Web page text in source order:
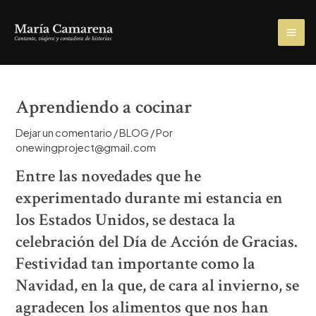
Aprendiendo a cocinar
Dejar un comentario /BLOG / Por
onewingproject@gmail.com
Entre las novedades que he
experimentado durante mi estancia en
los Estados Unidos, se destaca la
celebración del Día de Acción de Gracias.
Festividad tan importante como la
Navidad, en la que, de cara al invierno, se
agradecen los alimentos que nos han